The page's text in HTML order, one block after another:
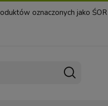
oznaczonych jako